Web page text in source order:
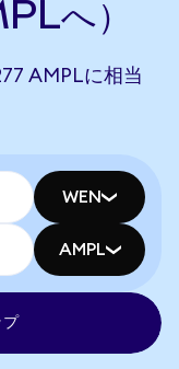
へ）
AMPLに相当
WEN
AMPL